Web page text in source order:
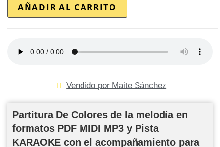
AÑADIR AL CARRITO
Vendido por Maite Sánchez
Partitura De Colores de la melodía en
formatos PDF MIDI MP3 y Pista
KARAOKE con el acompañamiento para